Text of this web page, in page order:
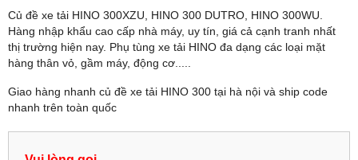
Củ đề xe tải HINO 300XZU, HINO 300 DUTRO, HINO 300WU.
Hàng nhập khẩu cao cấp nhà máy, uy tín, giá cả cạnh tranh nhất
thị trường hiện nay. Phụ tùng xe tải HINO đa dạng các loại mặt
hàng thân vỏ, gầm máy, động cơ.....
Giao hàng nhanh củ đề xe tải HINO 300 tại hà nội và ship code
nhanh trên toàn quốc